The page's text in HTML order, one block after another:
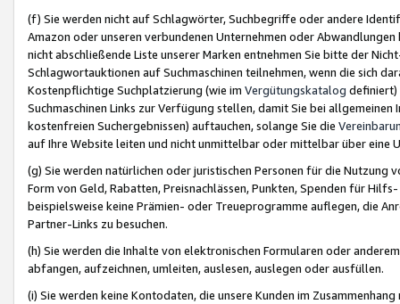
(f) Sie werden nicht auf Schlagwörter, Suchbegriffe oder andere
Amazon oder unseren verbundenen Unternehmen oder
nicht abschließende Liste unserer Marken entnehmen Sie bitte der
Schlagwortauktionen auf Suchmaschinen teilnehmen, wenn die sich
Kostenpflichtige Suchplatzierung (wie im Vergütungskatalog definiert)
Suchmaschinen Links zur Verfügung stellen, damit Sie bei
kostenfreien Suchergebnissen) auftauchen, solange Sie die
auf Ihre Website leiten und nicht unmittelbar oder mittelbar über eine
(g) Sie werden natürlichen oder juristischen Personen für die Nutzung
Form von Geld, Rabatten, Preisnachlässen, Punkten, Spenden für
beispielsweise keine Prämien- oder Treueprogramme auflegen, die
Partner-Links zu besuchen.
(h) Sie werden die Inhalte von elektronischen Formularen oder
abfangen, aufzeichnen, umleiten, auslesen, auslegen oder ausfüllen.
(i) Sie werden keine Kontodaten, die unsere Kunden im